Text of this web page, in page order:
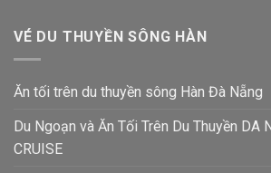
VÉ DU THUYỀN SÔNG HÀN
Ăn tối trên du thuyền sông Hàn Đà Nẵng
Du Ngoạn và Ăn Tối Trên Du Thuyền DA
CRUISE